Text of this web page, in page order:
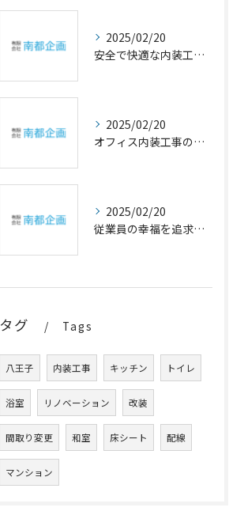
2025/02/20
安全で快適な内装工事の重要性
2025/02/20
オフィス内装工事の幸福設計
2025/02/20
従業員の幸福を追求するオフィスの内装アイデア
タグ Tags
八王子 内装工事 キッチン トイレ
浴室 リノベーション 改装
間取り変更 和室 床シート 配線
マンション